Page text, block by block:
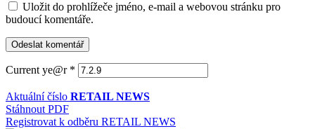
Uložit do prohlížeče jméno, e-mail a webovou stránku pro
budoucí komentáře.
Current ye@r *
Aktuální číslo RETAIL NEWS
Stáhnout PDF
Registrovat k odběru RETAIL NEWS